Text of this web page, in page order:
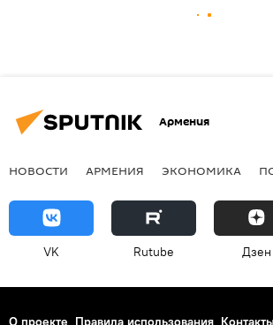
Армения
НОВОСТИ АРМЕНИЯ ЭКОНОМИКА
VK Rutube Дзен
О проекте Правила использования Контакты